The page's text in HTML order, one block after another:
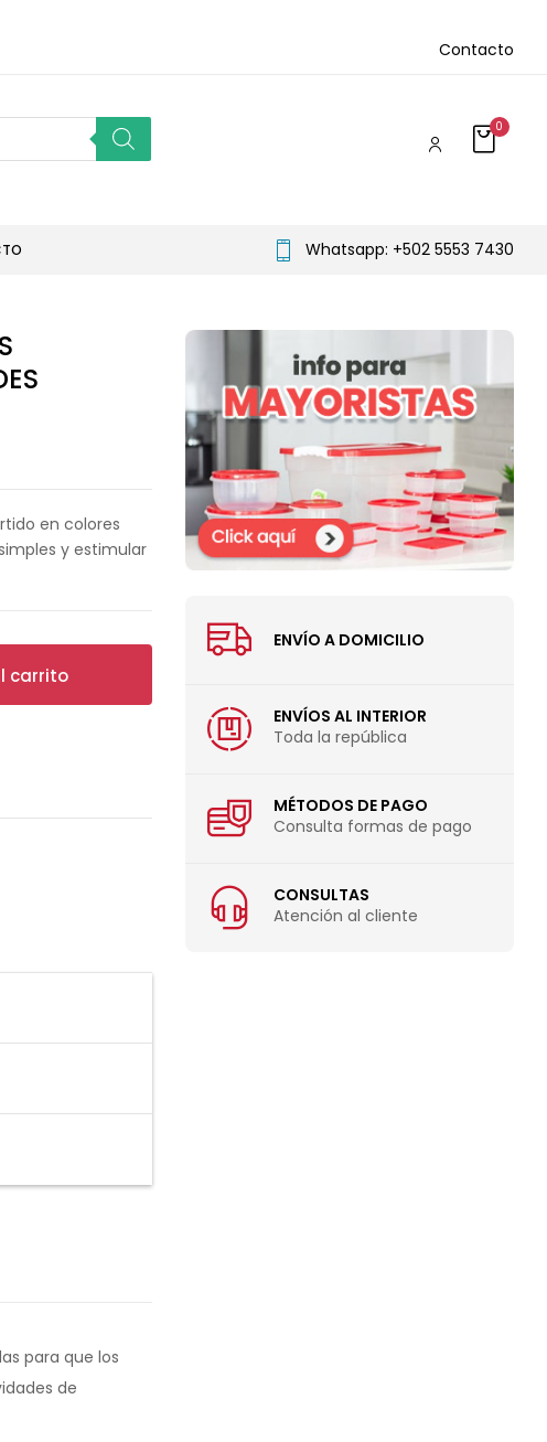
Contacto
0
Whatsapp: +502 5553 7430
en colores
y estimular
carrito
para que los
de
ENVÍO A DOMICILIO
ENVÍOS AL INTERIOR
Toda la república
MÉTODOS DE PAGO
Consulta formas de pago
CONSULTAS
Atención al cliente